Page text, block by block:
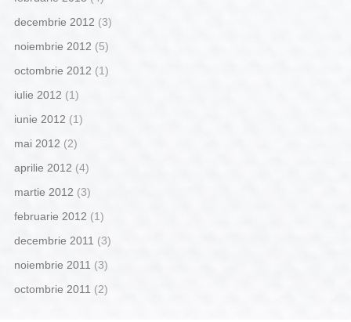
decembrie 2012 (3)
noiembrie 2012 (5)
octombrie 2012 (1)
iulie 2012 (1)
iunie 2012 (1)
mai 2012 (2)
aprilie 2012 (4)
martie 2012 (3)
februarie 2012 (1)
decembrie 2011 (3)
noiembrie 2011 (3)
octombrie 2011 (2)